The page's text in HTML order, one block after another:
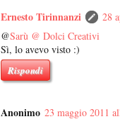
Ernesto Tirinnanzi
28
@Sarù @ Dolci Creativi
Sì, lo avevo visto :)
Rispondi
Anonimo 23 maggio 2011